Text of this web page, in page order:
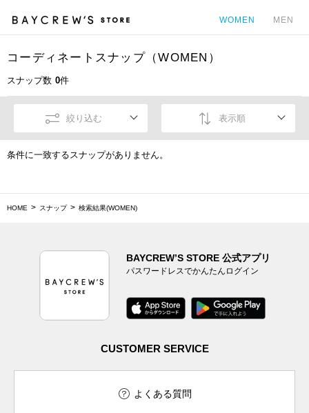
WOMEN MEN
コーディネートスナップ（WOMEN）
スナップ数 0件
絞り込む 表示順
条件に一致するスナップがありません。
HOME スナップ 検索結果(WOMEN)
BAYCREW’S STORE 公式アプリ
パスワードレスでかんたんログイン
CUSTOMER SERVICE
よくある質問